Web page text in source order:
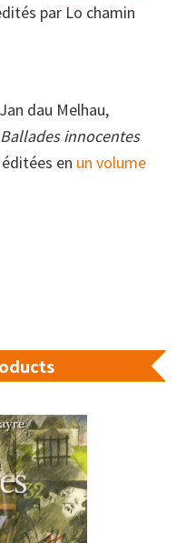
par Lo chamin
dau Melhau,
Ballades innocentes
en un volume